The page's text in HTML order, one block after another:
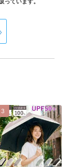
3